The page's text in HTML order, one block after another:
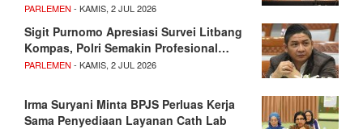
PARLEMEN - KAMIS, 2 JUL 2026
Sigit Purnomo Apresiasi Survei Litbang
Kompas, Polri Semakin Profesional…
PARLEMEN - KAMIS, 2 JUL 2026
Irma Suryani Minta BPJS Perluas Kerja
Sama Penyediaan Layanan Cath Lab